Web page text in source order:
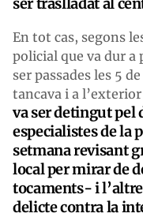
En tot cas, segons
policial que va dur a
ser passades les 5
tancava i a
va ser detingut pel
especialistes de la
setmana revisant
local per mirar de
tocaments- i
delicte contra la